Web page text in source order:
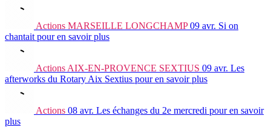
Actions MARSEILLE LONGCHAMP 09 avr. Si on
chantait pour en savoir plus
Actions AIX-EN-PROVENCE SEXTIUS 09 avr. Les
afterworks du Rotary Aix Sextius pour en savoir plus
Actions 08 avr. Les échanges du 2e mercredi pour en savoir
plus